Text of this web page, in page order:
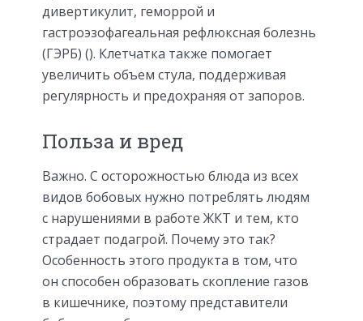
дивертикулит, геморрой и
гастроэзофагеальная рефлюксная болезнь
(ГЭРБ) (). Клетчатка также помогает
увеличить объем стула, поддерживая
регулярность и предохраняя от запоров.
Польза и вред
Важно. С осторожностью блюда из всех
видов бобовых нужно потреблять людям
с нарушениями в работе ЖКТ и тем, кто
страдает подагрой. Почему это так?
Особенность этого продукта в том, что
он способен образовать скопление газов
в кишечнике, поэтому представители